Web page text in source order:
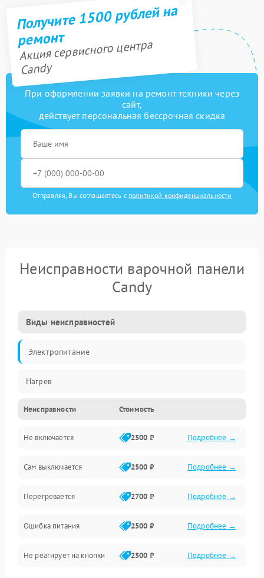
Получите 1500 рублей на
ремонт
Акция сервисного центра
Candy
При оформлении заявки на ремонт техники через
сайт,
действует персональная бессрочная скидка
Отправляя, Вы соглашаетесь с политикой конфиденциальности
Неисправности варочной панели
Candy
Виды неисправностей
Электропитание
Нагрев
Неисправности Стоимость
Не включается 2500 ₽ Подробнее →
Сам выключается 2500 ₽ Подробнее →
Перегревается 2700 ₽ Подробнее →
Ошибка питания 2500 ₽ Подробнее →
Не реагирует на кнопки 2500 ₽ Подробнее →